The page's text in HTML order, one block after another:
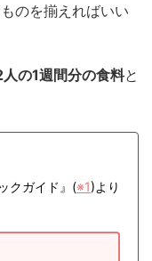
のを揃えればいい
の1週間分の食料と
クガイド』(※1)より